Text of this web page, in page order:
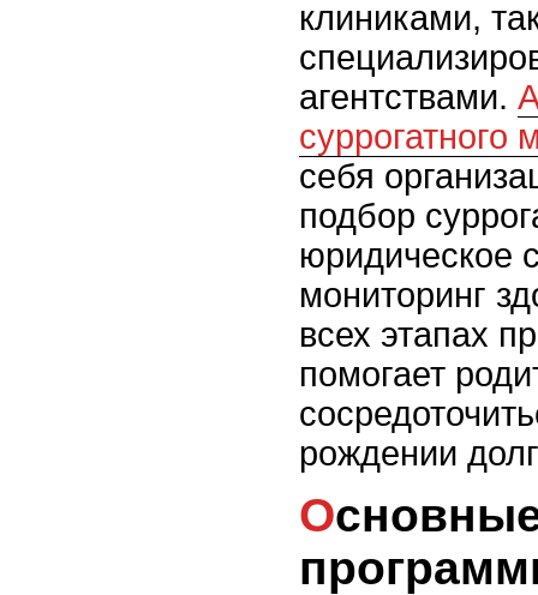
клиниками,
агентствами.
суррогатного
себя
подбор
юридическое
мониторинг
всех этапах
помогает
рождении
Основные аспекты